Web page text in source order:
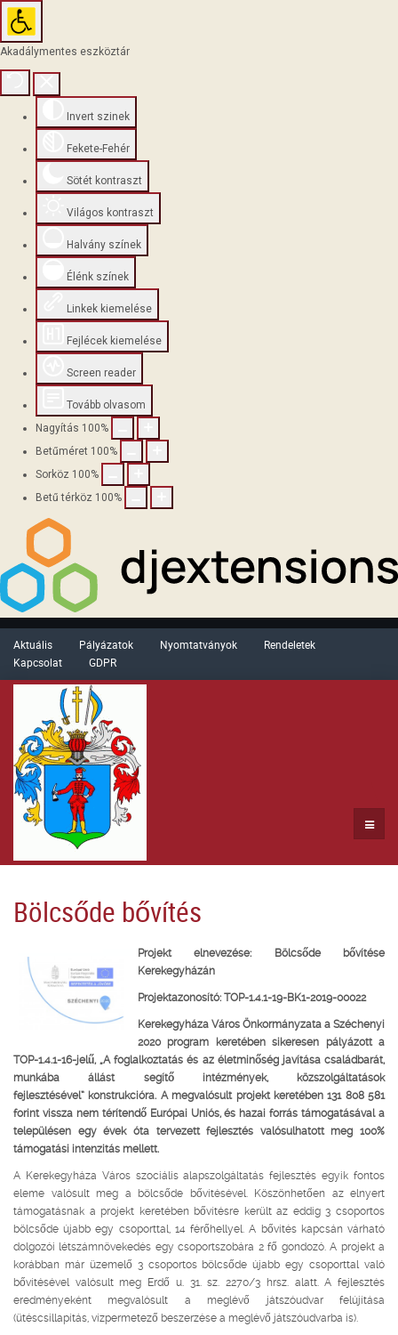
Akadálymentes eszköztár
Invert szinek
Fekete-Fehér
Sötét kontraszt
Világos kontraszt
Halvány színek
Élénk színek
Linkek kiemelése
Fejlécek kiemelése
Screen reader
Tovább olvasom
Nagyítás 100%
Betűméret 100%
Sorköz 100%
Betű térköz 100%
Aktuális Pályázatok Nyomtatványok
Rendeletek
Kapcsolat
GDPR
Bölcsőde bővítés
Projekt elnevezése: Bölcsőde bővítése
Kerekegyházán
Projektazonosító: TOP-1.4.1-19-BK1-2019-00022
Kerekegyháza Város Önkormányzata a Széchenyi
2020 program keretében sikeresen pályázott a
TOP-1.4.1-16-jelű, „A foglalkoztatás és az életminőség javítása családbarát,
munkába állást segítő intézmények, közszolgáltatások
fejlesztésével” konstrukcióra. A megvalósult projekt keretében 131 808 581
forint vissza nem térítendő Európai Uniós, és hazai forrás támogatásával a
településen egy évek óta tervezett fejlesztés valósulhatott meg 100%
támogatási intenzitás mellett.
A Kerekegyháza Város szociális alapszolgáltatás fejlesztés egyik fontos
eleme valósult meg a bölcsőde bővítésével. Köszönhetően az elnyert
támogatásnak a projekt keretében bővítésre került az eddig 3 csoportos
bölcsőde újabb egy csoporttal, 14 férőhellyel. A bővítés kapcsán várható
dolgozói létszámnövekedés egy csoportszobára 2 fő gondozó. A projekt a
korábban már üzemelő 3 csoportos bölcsőde újabb egy csoporttal való
bővítésével valósult meg Erdő u. 31. sz. 2270/3 hrsz. alatt. A fejlesztés
eredményeként megvalósult a meglévő játszóudvar felújítása
(ütéscsillapítás, vízpermetező beszerzése a meglévő játszóudvarba is).